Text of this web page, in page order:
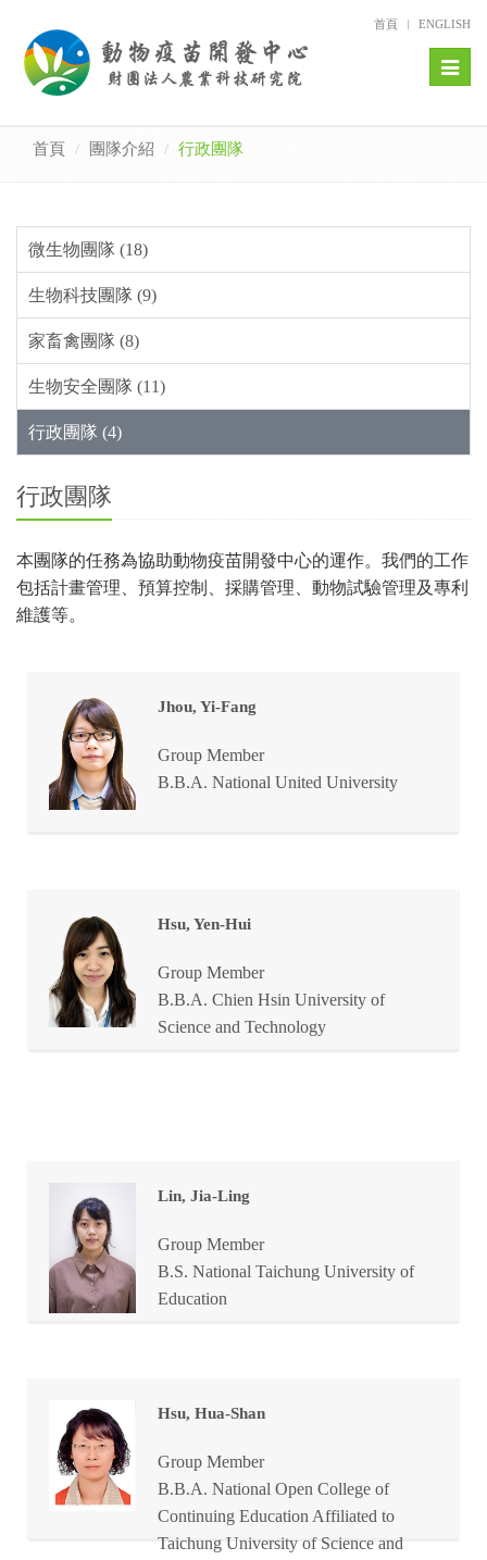
首頁 ENGLISH
Toggle
首頁 團隊介紹 行政團隊
微生物團隊 (18)
生物科技團隊 (9)
家畜禽團隊 (8)
生物安全團隊 (11)
行政團隊 (4)
行政團隊
本團隊的任務為協助動物疫苗開發中心的運作。我們的工作
包括計畫管理、預算控制、採購管理、動物試驗管理及專利
維護等。
Jhou, Yi-Fang
Group Member
B.B.A. National United University
Hsu, Yen-Hui
Group Member
B.B.A. Chien Hsin University of
Science and Technology
Lin, Jia-Ling
Group Member
B.S. National Taichung University of
Education
Hsu, Hua-Shan
Group Member
B.B.A. National Open College of
Continuing Education Affiliated to
Taichung University of Science and